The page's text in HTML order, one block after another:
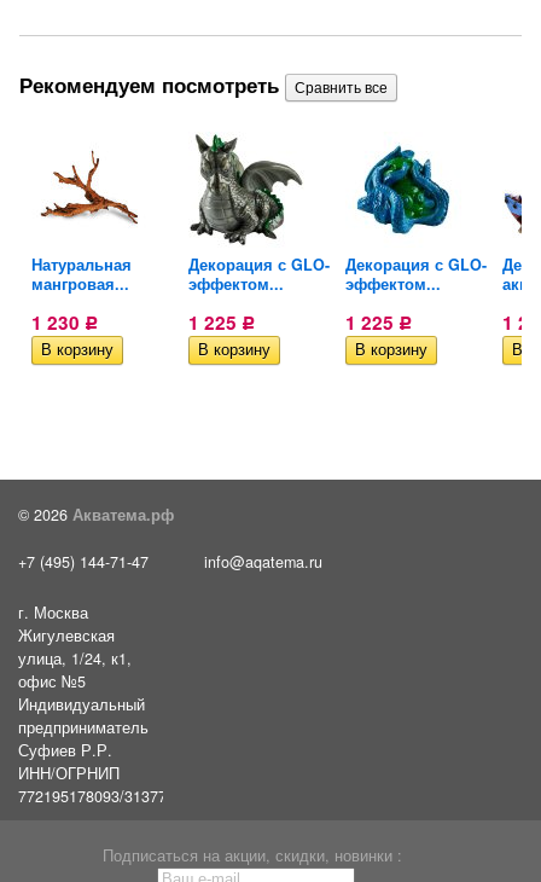
Рекомендуем посмотреть
Натуральная
мангровая...
1 230 Р
Декорация с GLO-
эффектом...
1 225 Р
Декорация с GLO-
эффектом...
1 225 Р 1
© 2026 Акватема.рф
+7 (495) 144-71-47 info@aqatema.ru
г. Москва
Жигулевская
улица, 1/24, к1,
офис №5
Индивидуальный
предприниматель
Суфиев Р.Р.
ИНН/ОГРНИП
772195178093/31377461610054
Подписаться на акции, скидки, новинки :